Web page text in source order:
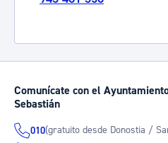
Comunícate con el
Sebastián
010(gratuito desde Donostia /